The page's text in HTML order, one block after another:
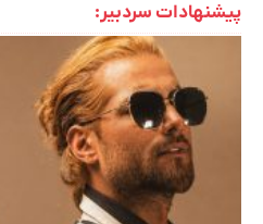
پیشنهادات سردبیر: